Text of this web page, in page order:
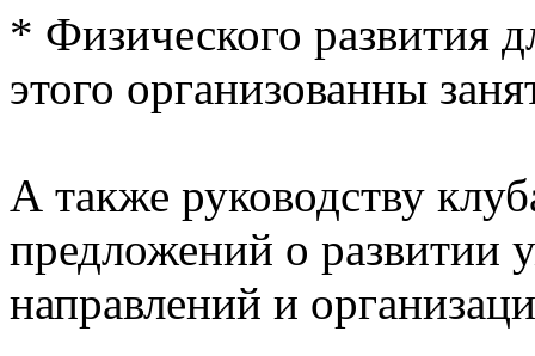
* Физического развития
этого организованны
А также руководству
предложений о
направлений и